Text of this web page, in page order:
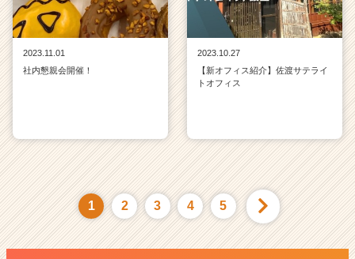
2023.11.01
社内懇親会開催！
2023.10.27
【新オフィス紹介】佐渡サテライ
トオフィス
1 2 3 4 5